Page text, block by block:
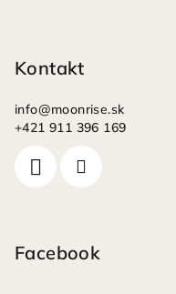
Kontakt
info@moonrise.sk
+421 911 396 169
Facebook